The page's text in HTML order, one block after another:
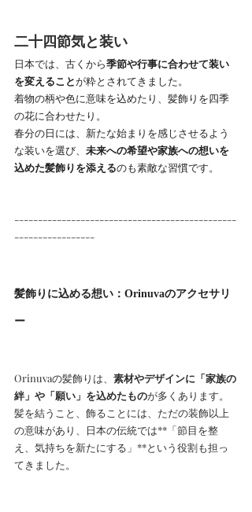
二十四節気と装い
日本では、古くから季節や行事に合わせて装い
を変えることが粋とされてきました。
着物の柄や色に意味を込めたり、髪飾りを四季
の花に合わせたり。
春分の日には、新たな始まりを感じさせるよう
な装いを選び、 未来への希望や家族への想いを
込めた髪飾りを添えるのも素敵な習慣です。
-----------------------------------------------
-----------------
髪飾りに込める想い：Orinuvaのアクセサリ
ー
Orinuvaの髪飾りは、 素材やデザインに「家族の
絆」や「願い」を込めたものが多くあります。
髪を結うこと、飾ることには、ただの装飾以上
の意味があり、日本の伝統では**「節目を整
え、気持ちを新たにする」**という役割も担っ
てきました。